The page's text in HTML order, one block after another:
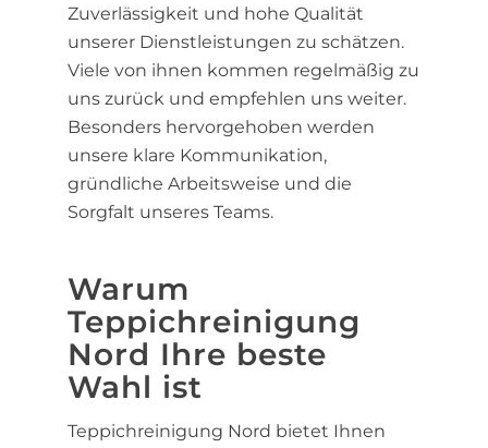
Zuverlässigkeit und hohe Qualität
unserer Dienstleistungen zu schätzen.
Viele von ihnen kommen regelmäßig zu
uns zurück und empfehlen uns weiter.
Besonders hervorgehoben werden
unsere klare Kommunikation,
gründliche Arbeitsweise und die
Sorgfalt unseres Teams.
Warum
Teppichreinigung
Nord Ihre beste
Wahl ist
Teppichreinigung Nord bietet Ihnen